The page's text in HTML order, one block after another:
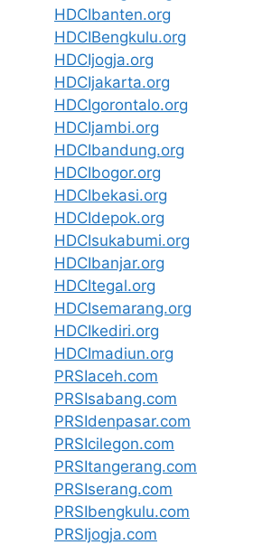
HDCIbanten.org
HDCIBengkulu.org
HDCIjogja.org
HDCIjakarta.org
HDCIgorontalo.org
HDCIjambi.org
HDCIbandung.org
HDCIbogor.org
HDCIbekasi.org
HDCIdepok.org
HDCIsukabumi.org
HDCIbanjar.org
HDCItegal.org
HDCIsemarang.org
HDCIkediri.org
HDCImadiun.org
PRSIaceh.com
PRSIsabang.com
PRSIdenpasar.com
PRSIcilegon.com
PRSItangerang.com
PRSIserang.com
PRSIbengkulu.com
PRSIjogja.com